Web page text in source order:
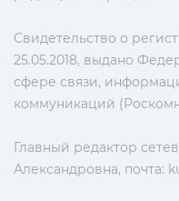
Свидетельство о
25.05.2018, выдано
сфере связи,
коммуникаций
Главный редактор
Александровна, почта: